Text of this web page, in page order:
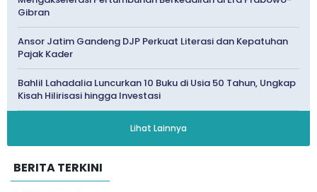
Gibran
Ansor Jatim Gandeng DJP Perkuat Literasi dan Kepatuhan
Pajak Kader
Bahlil Lahadalia Luncurkan 10 Buku di Usia 50 Tahun, Ungkap
Kisah Hilirisasi hingga Investasi
Lihat Lainnya
BERITA TERKINI